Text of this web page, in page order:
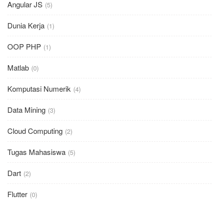
Angular JS (5)
Dunia Kerja (1)
OOP PHP (1)
Matlab (0)
Komputasi Numerik (4)
Data Mining (3)
Cloud Computing (2)
Tugas Mahasiswa (5)
Dart (2)
Flutter (0)